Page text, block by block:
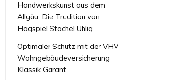
Handwerkskunst aus dem
Allgäu: Die Tradition von
Hagspiel Stachel Uhlig
Optimaler Schutz mit der VHV
Wohngebäudeversicherung
Klassik Garant